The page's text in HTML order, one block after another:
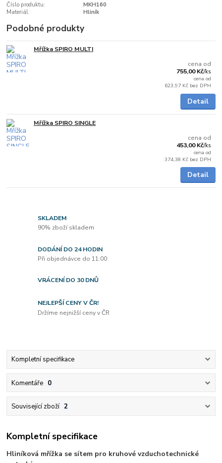
Číslo produktu:
MKH160
Materiál:
Hliník
Podobné produkty
Mřížka SPIRO MULTI
cena od
755,00 Kč/ks
cena od
623,97 Kč bez DPH
Detail
Mřížka SPIRO SINGLE
cena od
453,00 Kč/ks
cena od
374,38 Kč bez DPH
Detail
SKLADEM
90% zboží skladem
DODÁNÍ DO 24 HODIN
Při objednávce do 11:00
VRÁCENÍ DO 30 DNŮ
NEJLEPŠÍ CENY V ČR!
Držíme nejnižší ceny v ČR
Kompletní specifikace
Komentáře 0
Související zboží 2
Kompletní specifikace
Hliníková mřížka se sítem pro kruhové vzduchotechnické